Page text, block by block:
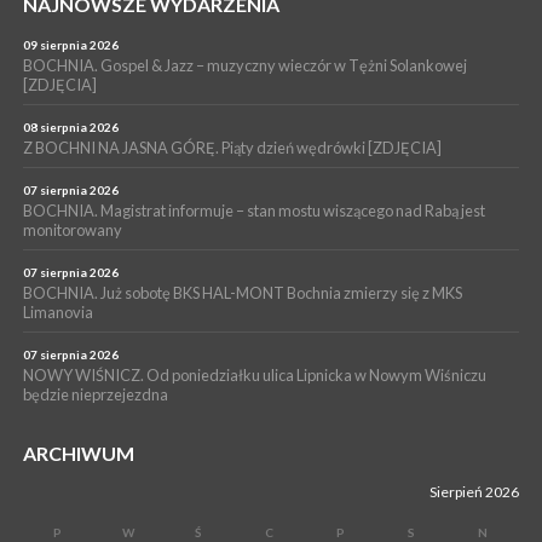
BRZESKO. Lepsze warunki dla strażaków z OSP Okocim!
WYDARZENIA
BORZĘCIN. Już w najbliższy weekend XIX Borzęckie Święto
Grzyba: Zenek Martyniuk i Justyna Steczkowska
09 sierpnia 2026
BOCHNIA. Gospel & Jazz – muzyczny wieczór w Tężni Solankowej
[ZDJĘCIA]
08 sierpnia 2026
Z BOCHNI NA JASNA GÓRĘ. Piąty dzień wędrówki [ZDJĘCIA]
07 sierpnia 2026
BOCHNIA. Magistrat informuje – stan mostu wiszącego nad Rabą jest
monitorowany
07 sierpnia 2026
BOCHNIA. Już sobotę BKS HAL-MONT Bochnia zmierzy się z MKS
Limanovia
07 sierpnia 2026
NOWY WIŚNICZ. Od poniedziałku ulica Lipnicka w Nowym Wiśniczu
będzie nieprzejezdna
ARCHIWUM
Sierpień 2026
P W Ś C P S N